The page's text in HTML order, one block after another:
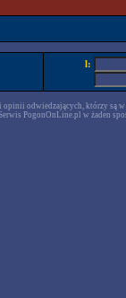
l:
opinii odwiedzających, którzy są
PogonOnLine.pl w żaden